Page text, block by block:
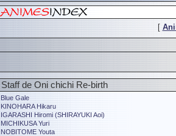
[
Staff de Oni chichi Re-birth
Blue Gale
KINOHARA Hikaru
IGARASHI Hiromi (SHIRAYUKI Aoi)
MICHIKUSA Yuri
NOBITOME Youta